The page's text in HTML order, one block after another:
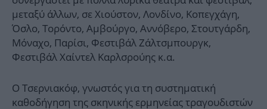
μεταξύ άλλων, σε Χιούστον, Λονδίνο, Κοπεγχάγη,
Όσλο, Τορόντο, Αμβούργο, Αννόβερο, Στουτγάρδη,
Μόναχο, Παρίσι, Φεστιβάλ Ζάλτσμπουργκ,
Φεστιβάλ Χαίντελ Καρλσρούης κ.α.
Ο Τσερνιακόφ, γνωστός για τη συστηματική
καθοδήγηση της σκηνικής ερμηνείας τραγουδιστών